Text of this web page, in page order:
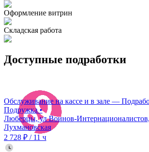
Оформление витрин
Складская работа
Доступные подработки
Обслуживание на кассе и в зале —
Подружка•
Люберцы, ул Воинов-
Лухмановская
2 728 ₽ / 11 ч